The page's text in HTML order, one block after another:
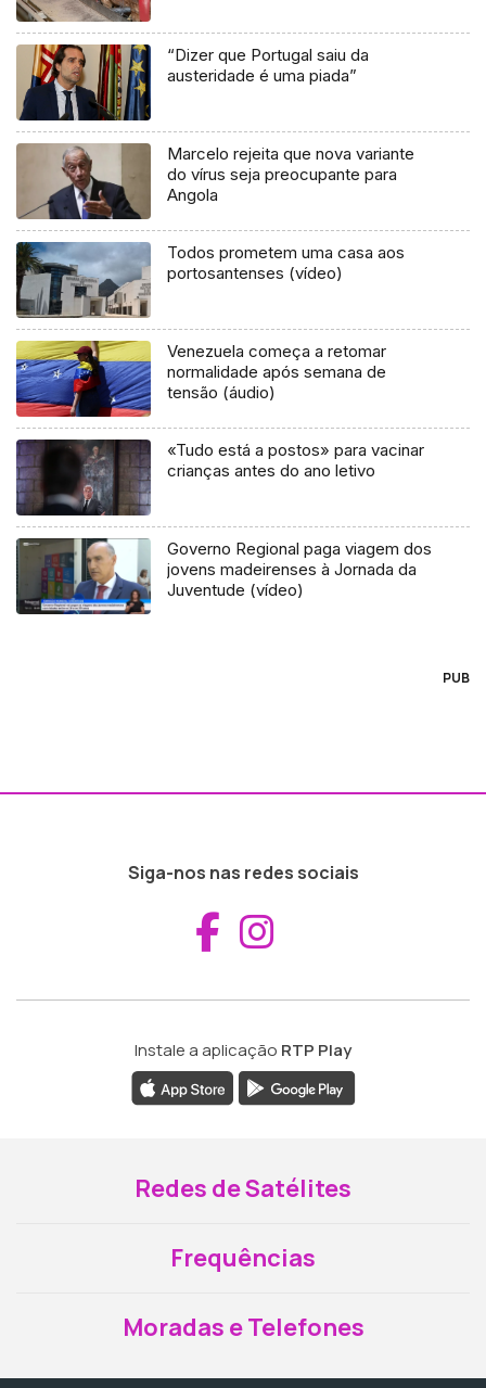
“Dizer que Portugal saiu da
austeridade é uma piada”
Marcelo rejeita que nova variante
do vírus seja preocupante para
Angola
Todos prometem uma casa aos
portosantenses (vídeo)
Venezuela começa a retomar
normalidade após semana de
tensão (áudio)
«Tudo está a postos» para vacinar
crianças antes do ano letivo
Governo Regional paga viagem dos
jovens madeirenses à Jornada da
Juventude (vídeo)
PUB
Siga-nos nas redes sociais
Aceder ao
Instale a aplicação RTP Play
Redes de Satélites
Frequências
Moradas e Telefones